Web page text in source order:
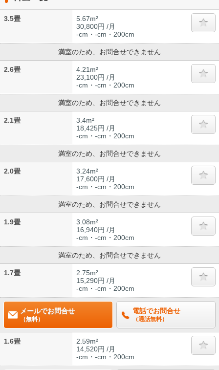
3.5畳
5.67m²
30,800円 /月
-cm・-cm・200cm
満室のため、お問合せできません
2.6畳
4.21m²
23,100円 /月
-cm・-cm・200cm
満室のため、お問合せできません
2.1畳
3.4m²
18,425円 /月
-cm・-cm・200cm
満室のため、お問合せできません
2.0畳
3.24m²
17,600円 /月
-cm・-cm・200cm
満室のため、お問合せできません
1.9畳
3.08m²
16,940円 /月
-cm・-cm・200cm
満室のため、お問合せできません
1.7畳
2.75m²
15,290円 /月
-cm・-cm・200cm
メールでお問合せ
（無料）
電話でお問合せ
（通話無料）
1.6畳
2.59m²
14,520円 /月
-cm・-cm・200cm